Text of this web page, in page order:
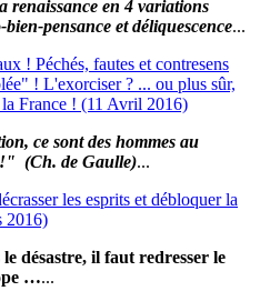
renaissance en 4 variations
pensance et déliquescence...
! Péchés, fautes et contresens
! L'exorciser ? ... ou plus sûr,
France ! (11 Avril 2016)
ce sont des hommes au
(Ch. de Gaulle)...
les esprits et débloquer la
2016)
le désastre, il faut redresser le
…...